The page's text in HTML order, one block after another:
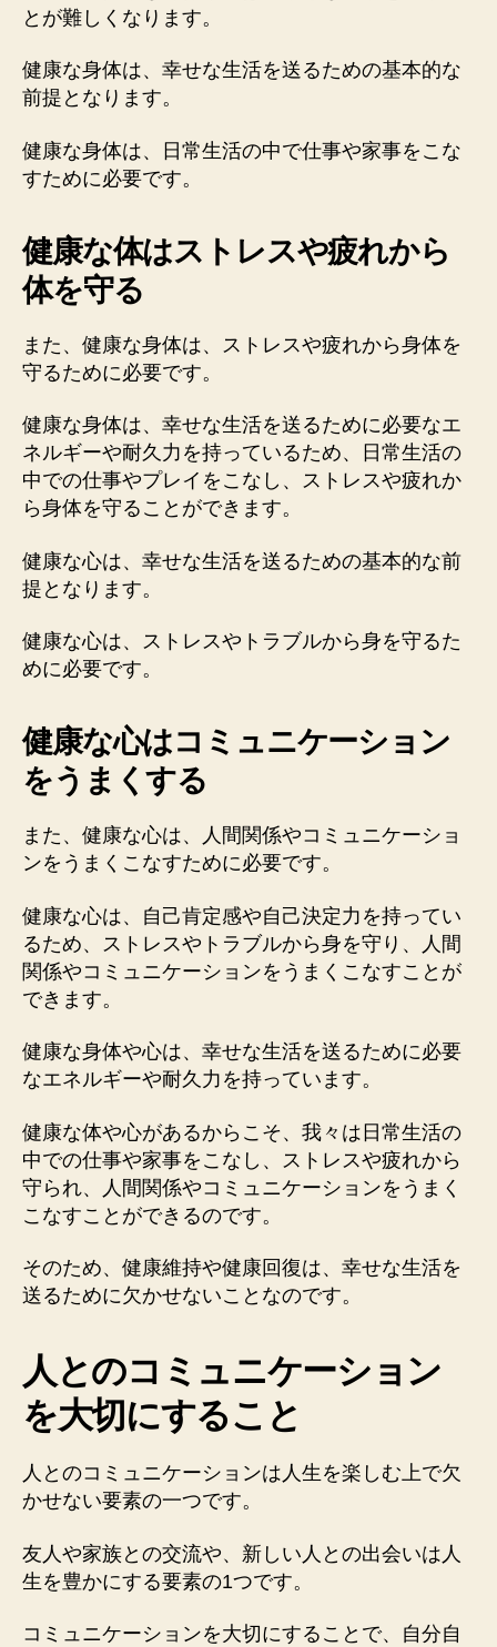
とが難しくなります。
健康な身体は、幸せな生活を送るための基本的な
前提となります。
健康な身体は、日常生活の中で仕事や家事をこな
すために必要です。
健康な体はストレスや疲れから
体を守る
また、健康な身体は、ストレスや疲れから身体を
守るために必要です。
健康な身体は、幸せな生活を送るために必要なエ
ネルギーや耐久力を持っているため、日常生活の
中での仕事やプレイをこなし、ストレスや疲れか
ら身体を守ることができます。
健康な心は、幸せな生活を送るための基本的な前
提となります。
健康な心は、ストレスやトラブルから身を守るた
めに必要です。
健康な心はコミュニケーション
をうまくする
また、健康な心は、人間関係やコミュニケーショ
ンをうまくこなすために必要です。
健康な心は、自己肯定感や自己決定力を持ってい
るため、ストレスやトラブルから身を守り、人間
関係やコミュニケーションをうまくこなすことが
できます。
健康な身体や心は、幸せな生活を送るために必要
なエネルギーや耐久力を持っています。
健康な体や心があるからこそ、我々は日常生活の
中での仕事や家事をこなし、ストレスや疲れから
守られ、人間関係やコミュニケーションをうまく
こなすことができるのです。
そのため、健康維持や健康回復は、幸せな生活を
送るために欠かせないことなのです。
人とのコミュニケーション
を大切にすること
人とのコミュニケーションは人生を楽しむ上で欠
かせない要素の一つです。
友人や家族との交流や、新しい人との出会いは人
生を豊かにする要素の1つです。
コミュニケーションを大切にすることで、自分自